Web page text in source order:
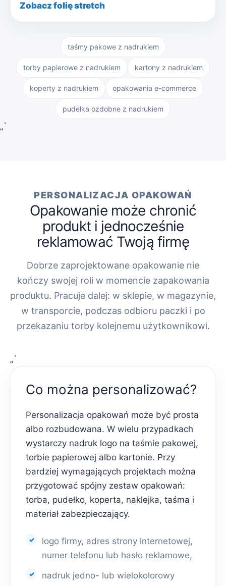
Zobacz folię stretch
taśmy pakowe z nadrukiem
torby papierowe z nadrukiem kartony z nadrukiem
koperty z nadrukiem opakowania e-commerce
pudełka ozdobne z nadrukiem
„`
PERSONALIZACJA OPAKOWAŃ
Opakowanie może chronić
produkt i jednocześnie
reklamować Twoją firmę
Dobrze zaprojektowane opakowanie nie
kończy swojej roli w momencie zapakowania
produktu. Pracuje dalej: w sklepie, w magazynie,
w transporcie, podczas odbioru paczki i po
przekazaniu torby kolejnemu użytkownikowi.
„`
Co można personalizować?
Personalizacja opakowań może być prosta
albo rozbudowana. W wielu przypadkach
wystarczy nadruk logo na taśmie pakowej,
torbie papierowej albo kartonie. Przy
bardziej wymagających projektach można
przygotować spójny zestaw opakowań:
torba, pudełko, koperta, naklejka, taśma i
materiał zabezpieczający.
logo firmy, adres strony internetowej,
numer telefonu lub hasło reklamowe,
nadruk jedno- lub wielokolorowy